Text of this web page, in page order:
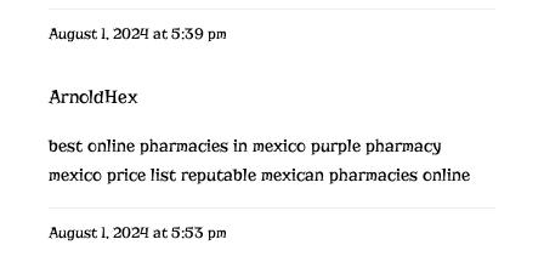
August 1, 2024 at 5:39 pm
ArnoldHex
best online pharmacies in mexico purple pharmacy
mexico price list reputable mexican pharmacies online
August 1, 2024 at 5:53 pm